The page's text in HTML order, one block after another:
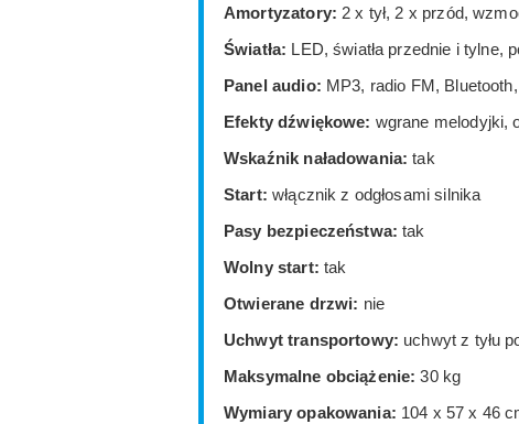
Amortyzatory: 2 x tył, 2 x przód,
Światła: LED, światła przednie i tylne,
Panel audio: MP3, radio FM,
Efekty dźwiękowe: wgrane melodyjki,
Wskaźnik naładowania: tak
Start: włącznik z odgłosami silnika
Pasy bezpieczeństwa: tak
Wolny start: tak
Otwierane drzwi: nie
Uchwyt transportowy: uchwyt z tyłu
Maksymalne obciążenie: 30 kg
Wymiary opakowania: 104 x 57 x 46